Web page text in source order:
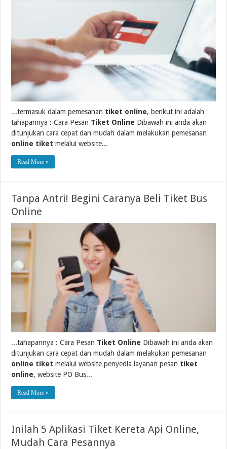
...termasuk dalam pemesanan tiket online, berikut ini adalah
tahapannya : Cara Pesan Tiket Online Dibawah ini anda akan
ditunjukan cara cepat dan mudah dalam melakukan pemesanan
online tiket melalui website...
Read More »
Tanpa Antri! Begini Caranya Beli Tiket Bus
Online
...tahapannya : Cara Pesan Tiket Online Dibawah ini anda akan
ditunjukan cara cepat dan mudah dalam melakukan pemesanan
online tiket melalui website penyedia layanan pesan tiket
online, website PO Bus...
Read More »
Inilah 5 Aplikasi Tiket Kereta Api Online,
Mudah Cara Pesannya